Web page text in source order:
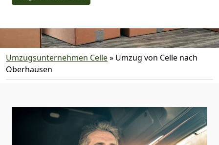
Umzugsunternehmen Celle» Umzug von Celle nach
Oberhausen